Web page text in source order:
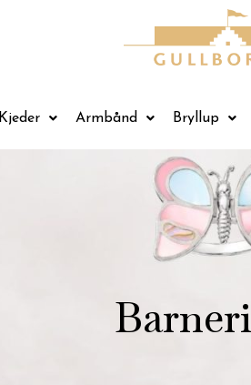
Kjeder Armbånd Bryllup